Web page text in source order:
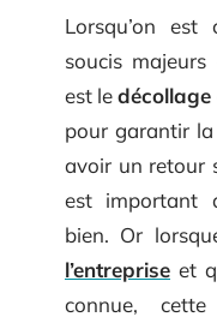
Lorsqu’on est
soucis
est le
pour garantir la
avoir un retour
est important
bien. Or
l’entreprise et
connue,